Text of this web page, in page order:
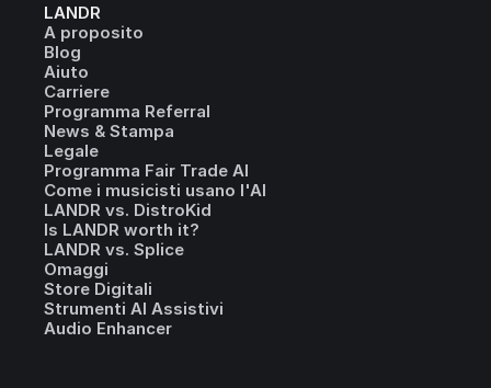
LANDR
A proposito
Blog
Aiuto
Carriere
Programma Referral
News & Stampa
Legale
Programma Fair Trade AI
Come i musicisti usano l'AI
LANDR vs. DistroKid
Is LANDR worth it?
LANDR vs. Splice
Omaggi
Store Digitali
Strumenti AI Assistivi
Audio Enhancer